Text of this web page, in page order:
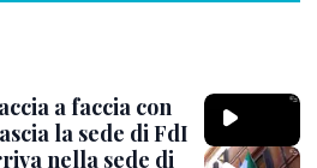
a faccia con
la sede di FdI
nella sede di